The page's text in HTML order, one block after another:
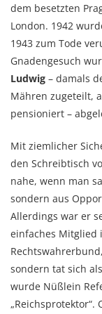
dem besetzten
London. 1942
1943 zum Tode
Gnadengesuch
Ludwig – damals
Mähren zugeteilt,
pensioniert –
Mit ziemlicher
den Schreibtisch
nahe, wenn man
sondern aus
Allerdings war er
einfaches Mitglied
sondern tat sich
wurde Nüßlein